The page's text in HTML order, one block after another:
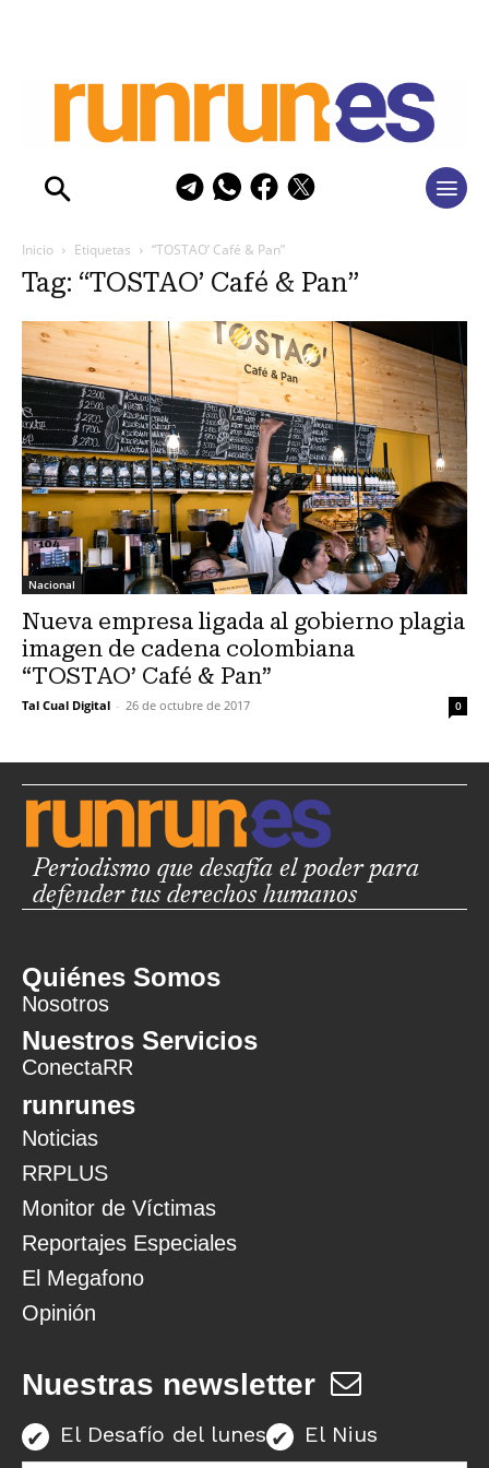
Inicio Etiquetas “TOSTAO’ Café & Pan”
Tag: “TOSTAO’ Café & Pan”
Nacional
Nueva empresa ligada al gobierno plagia
imagen de cadena colombiana
“TOSTAO’ Café & Pan”
Tal Cual Digital - 26 de octubre de 2017 0
Periodismo que desafía el poder para
defender tus derechos humanos
Quiénes Somos
Nosotros
Nuestros Servicios
ConectaRR
runrunes
Noticias
RRPLUS
Monitor de Víctimas
Reportajes Especiales
El Megafono
Opinión
Nuestras newsletter
El Desafío del lunes El Nius